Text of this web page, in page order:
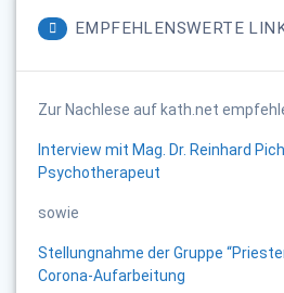
EMPFEHLENSWERTE
Zur Nachlese auf kath.net
Interview mit Mag. Dr. Reinhard
Psychotherapeut
sowie
Stellungnahme der Gruppe
Corona-Aufarbeitung